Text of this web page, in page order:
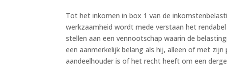
Tot het inkomen in box 1 van de
werkzaamheid wordt mede verstaan het
stellen aan een vennootschap waarin de
een aanmerkelijk belang als hij, alleen of met
aandeelhouder is of het recht heeft om een